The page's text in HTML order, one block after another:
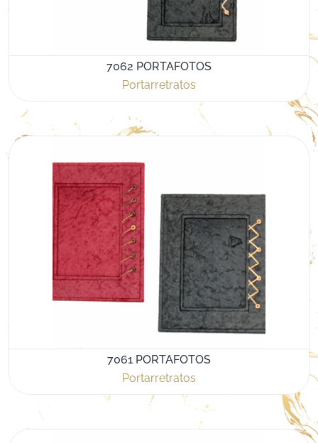
7062 PORTAFOTOS
Portarretratos
7061 PORTAFOTOS
Portarretratos